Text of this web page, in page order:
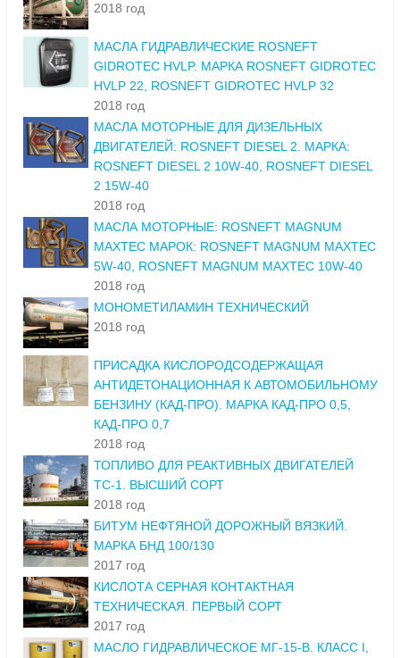
2018 год
МАСЛА ГИДРАВЛИЧЕСКИЕ ROSNEFT
GIDROTEC HVLP. МАРКА ROSNEFT GIDROTEC
HVLP 22, ROSNEFT GIDROTEC HVLP 32
2018 год
МАСЛА МОТОРНЫЕ ДЛЯ ДИЗЕЛЬНЫХ
ДВИГАТЕЛЕЙ: ROSNEFT DIESEL 2. МАРКА:
ROSNEFT DIESEL 2 10W-40, ROSNEFT DIESEL
2 15W-40
2018 год
МАСЛА МОТОРНЫЕ: ROSNEFT MAGNUM
MAXTEC МАРОК: ROSNEFT MAGNUM MAXTEC
5W-40, ROSNEFT MAGNUM MAXTEC 10W-40
2018 год
МОНОМЕТИЛАМИН ТЕХНИЧЕСКИЙ
2018 год
ПРИСАДКА КИСЛОРОДСОДЕРЖАЩАЯ
АНТИДЕТОНАЦИОННАЯ К АВТОМОБИЛЬНОМУ
БЕНЗИНУ (КАД-ПРО). МАРКА КАД-ПРО 0,5,
КАД-ПРО 0,7
2018 год
ТОПЛИВО ДЛЯ РЕАКТИВНЫХ ДВИГАТЕЛЕЙ
ТС-1. ВЫСШИЙ СОРТ
2018 год
БИТУМ НЕФТЯНОЙ ДОРОЖНЫЙ ВЯЗКИЙ.
МАРКА БНД 100/130
2017 год
КИСЛОТА СЕРНАЯ КОНТАКТНАЯ
ТЕХНИЧЕСКАЯ. ПЕРВЫЙ СОРТ
2017 год
МАСЛО ГИДРАВЛИЧЕСКОЕ МГ-15-В. КЛАСС I,